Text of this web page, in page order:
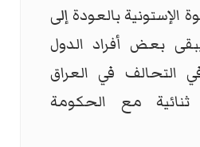
الإستونية بالعودة إلى
بعض أفراد الدول
التحالف في العراق
مع الحكومة